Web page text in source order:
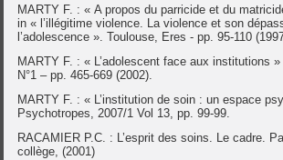
MARTY F. : « A propos du parricide et du
in « l’illégitime violence. La violence et son
l’adolescence ». Toulouse, Eres - pp. 95-110
MARTY F. : « L’adolescent face aux institutions
N°1 – pp. 465-669 (2002).
MARTY F. : « L’institution de soin : un espace
Psychotropes, 2007/1 Vol 13, pp. 99-99.
RACAMIER P.C. : L’esprit des soins. Le cadre.
collège, (2001)